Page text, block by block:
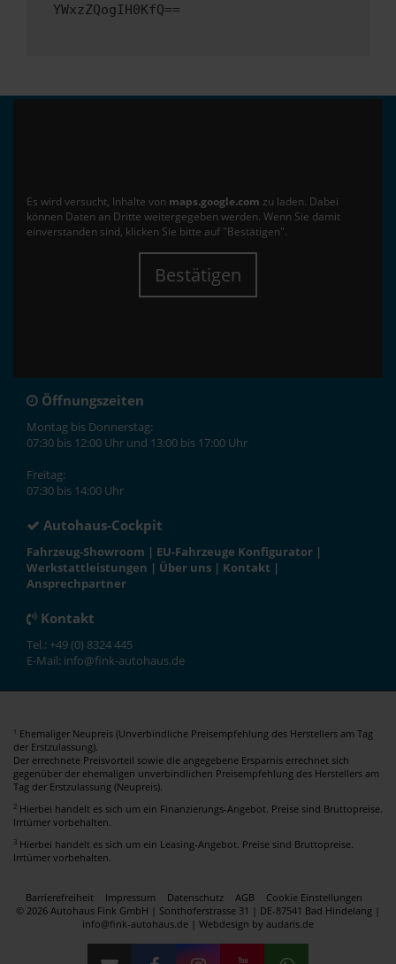
YWxzZQogIH0KfQ==
Es wird versucht, Inhalte von maps.google.com zu laden. Dabei
können Daten an Dritte weitergegeben werden. Wenn Sie damit
einverstanden sind, klicken Sie bitte auf "Bestätigen".
Bestätigen
Öffnungszeiten
Montag bis Donnerstag:
07:30 bis 12:00 Uhr und 13:00 bis 17:00 Uhr
Freitag:
07:30 bis 14:00 Uhr
Autohaus-Cockpit
Fahrzeug-Showroom | EU-Fahrzeuge Konfigurator |
Werkstattleistungen | Über uns | Kontakt |
Ansprechpartner
Kontakt
Tel.: +49 (0) 8324 445
E-Mail: info@fink-autohaus.de
1 Ehemaliger Neupreis (Unverbindliche Preisempfehlung des Herstellers am Tag
der Erstzulassung).
Der errechnete Preisvorteil sowie die angegebene Ersparnis errechnet sich
gegenüber der ehemaligen unverbindlichen Preisempfehlung des Herstellers am
Tag der Erstzulassung (Neupreis).
2 Hierbei handelt es sich um ein Finanzierungs-Angebot. Preise sind Bruttopreise.
Irrtümer vorbehalten.
3 Hierbei handelt es sich um ein Leasing-Angebot. Preise sind Bruttopreise.
Irrtümer vorbehalten.
Barrierefreiheit Impressum Datenschutz AGB
Cookie Einstellungen
© 2026 Autohaus Fink GmbH | Sonthoferstrasse 31 | DE-87541 Bad Hindelang |
info@fink-autohaus.de | Webdesign by audaris.de